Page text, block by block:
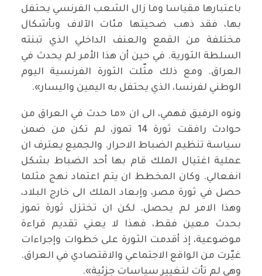
باعتبارها مقياسا وما زال الشعب الفرنسي يحتفل
بها، فقد ذهب ضحيتها مئات الآلاف وبأشكال
مختلفة من القمع والعنف الداخلي الذي تبنته
السلطة الثورية. في حين أن هذا الأمر لم يحدث في
العراق. ومع ذلك مثّلت الثورة الفرنسية اليوم
الوطني لفرنسا، الذي يحتفل به اليمين واليسار».
ونوه الرفيق فهمي، الى ان «ما حدث في العراق من
حوادث رافقت ثورة 14 تموز، لم تكن من ضمن
سياسة تنظيم الضباط الاحرار. والجميع يعترف ان
عملية اغتيال الملك قام بها أحد الضباط بشكل
انفعالي. وكان المخطط ان يتم اعتماد نهج مثلما
حصل في ثورة مصر، وإبعاد الملك الى خارج البلاد،
وهذا الامر لم يحصل. لكن ان تختزل ثورة تموز
بحدث معين فقط، فهذا لا يعني تقديم قراءة
موضوعية، إذ أقدمت الثورة على خطوات وإجراءات
غيّرت من الواقع الاجتماعي والاقتصادي في العراق.
وهي لم تأت لتغيير سياسات جزئية».